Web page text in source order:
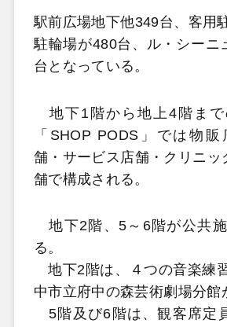
駅前広場地下他349台、客用
駐輪場が480台、ル・シーニ
台となっている。
地下1階から地上4階まで
「SHOP PODS」では物
舗・サービス店舗・クリニッ
舗で構成される。
地下2階、5～6階が公共
る。
地下2階は、４つの音楽練
中市立府中の森芸術劇場分館
5階及び6階は、観客席定